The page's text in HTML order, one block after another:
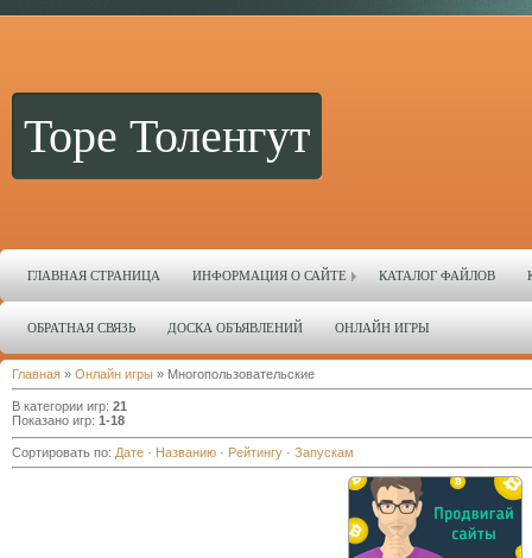
Торе Толенгут
ГЛАВНАЯ СТРАНИЦА ИНФОРМАЦИЯ О САЙТЕ КАТАЛОГ ФАЙЛОВ
ОБРАТНАЯ СВЯЗЬ ДОСКА ОБЪЯВЛЕНИЙ ОНЛАЙН ИГРЫ
Главная » Онлайн игры » Многопользовательские
В категории игр: 21
Показано игр: 1-18
Сортировать по: Дате · Названию · Рейтингу · Запускам